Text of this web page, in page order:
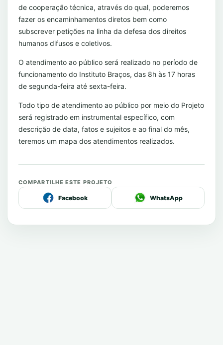
de cooperação técnica, através do qual, poderemos
fazer os encaminhamentos diretos bem como
subscrever petições na linha da defesa dos direitos
humanos difusos e coletivos.
O atendimento ao público será realizado no período de
funcionamento do Instituto Braços, das 8h às 17 horas
de segunda-feira até sexta-feira.
Todo tipo de atendimento ao público por meio do Projeto
será registrado em instrumental específico, com
descrição de data, fatos e sujeitos e ao final do mês,
teremos um mapa dos atendimentos realizados.
COMPARTILHE ESTE PROJETO
Facebook WhatsApp